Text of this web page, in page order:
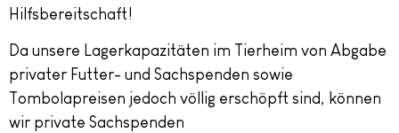
Hilfsbereitschaft!
Da unsere Lagerkapazitäten im Tierheim von Abgabe
privater Futter- und Sachspenden sowie
Tombolapreisen jedoch völlig erschöpft sind, können
wir private Sachspenden